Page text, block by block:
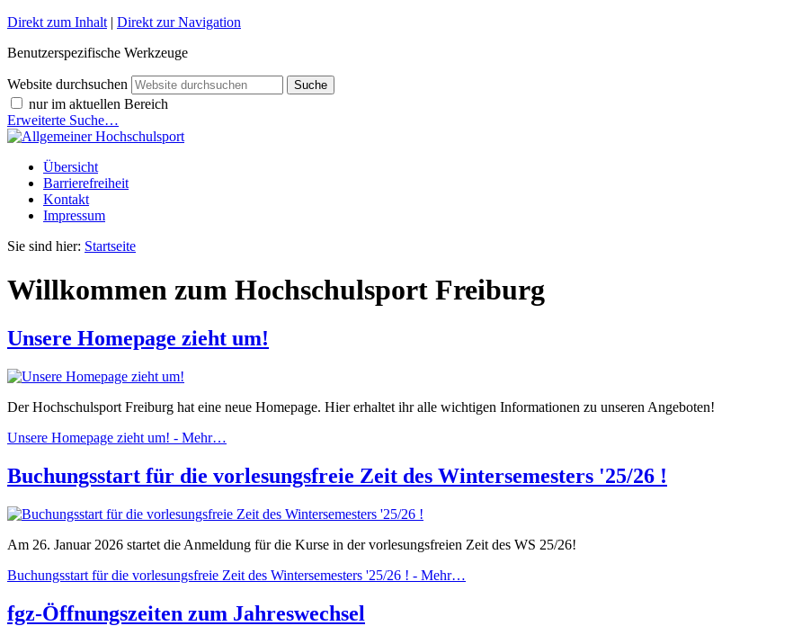
Direkt zum Inhalt | Direkt zur Navigation
Benutzerspezifische Werkzeuge
Website durchsuchen
nur im aktuellen Bereich
Erweiterte Suche…
Übersicht
Barrierefreiheit
Kontakt
Impressum
Sie sind hier: Startseite
Willkommen zum Hochschulsport Freiburg
Unsere Homepage zieht um!
Der Hochschulsport Freiburg hat eine neue Homepage. Hier erhaltet ihr alle wichtigen Informationen zu unseren Angeboten!
Unsere Homepage zieht um! - Mehr…
Buchungsstart für die vorlesungsfreie Zeit des Wintersemesters '25/26 !
Am 26. Januar 2026 startet die Anmeldung für die Kurse in der vorlesungsfreien Zeit des WS 25/26!
Buchungsstart für die vorlesungsfreie Zeit des Wintersemesters '25/26 ! - Mehr…
fgz-Öffnungszeiten zum Jahreswechsel